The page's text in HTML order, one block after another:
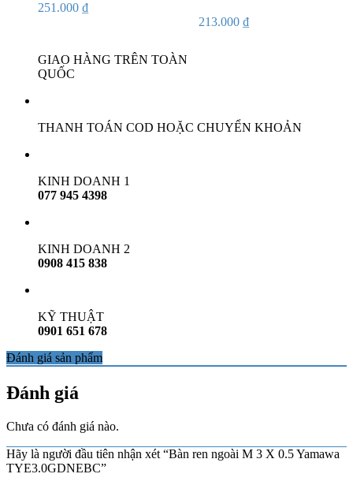
251.000 ₫
213.000 ₫
GIAO HÀNG TRÊN TOÀN
QUỐC
THANH TOÁN COD HOẶC CHUYỂN KHOẢN
KINH DOANH 1
077 945 4398
KINH DOANH 2
0908 415 838
KỸ THUẬT
0901 651 678
Đánh giá sản phẩm
Đánh giá
Chưa có đánh giá nào.
Hãy là người đầu tiên nhận xét “Bàn ren ngoài M 3 X 0.5 Yamawa
TYE3.0GDNEBC”